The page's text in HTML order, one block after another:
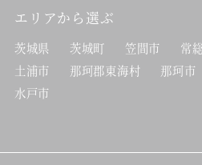
エリアから選ぶ
茨城県 茨城町 笠間市 常
土浦市
那珂郡東海村 那珂市
水戸市